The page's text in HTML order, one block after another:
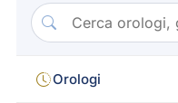
Orologi